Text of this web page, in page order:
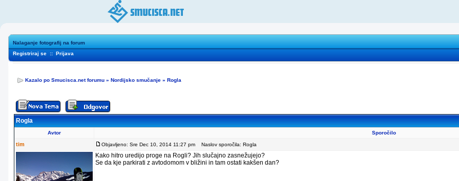
Nalaganje fotografij na forum
Registriraj se :: Prijava
Kazalo po Smucisca.net forumu » Nordijsko smučanje » Rogla
Rogla
Avtor Sporočilo
tim Objavljeno: Sre Dec 10, 2014 11:27 pm Naslov sporočila: Rogla
Kako hitro uredijo proge na Rogli? Jih slučajno zasnežujejo?
Se da kje parkirati z avtodomom v bližini in tam ostati kakšen dan?